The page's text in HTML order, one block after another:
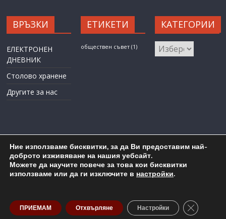
ВРЪЗКИ
ЕЛЕКТРОНЕН
ДНЕВНИК
Столово хранене
Другите за нас
ЕТИКЕТИ
обществен съвет (1)
КАТЕГОРИИ
КАТЕГОРИИ
Карта на сайта Административен достъп
Copyright © 2026 ОУ "Любен Каравелов" гр. Бургас
Ние използваме бисквитки, за да Ви предоставим най-
доброто изживяване на нашия уебсайт.
Можете да научите повече за това кои бисквитки
използваме или да ги изключите в настройки.
ПРИЕМАМ Отхвърляне Настройки Close